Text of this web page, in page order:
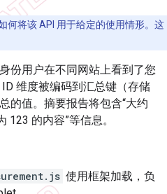
何将该 API 用于给定的使用情形。这
份用户在不同网站上看到了您
维度被编码到汇总键（存储
的值。摘要报告将包含“大约
123 的内容”等信息。
使用框架加载，负